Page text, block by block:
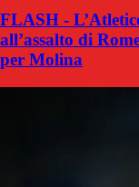
FLASH -
all’assalto di
per Molina